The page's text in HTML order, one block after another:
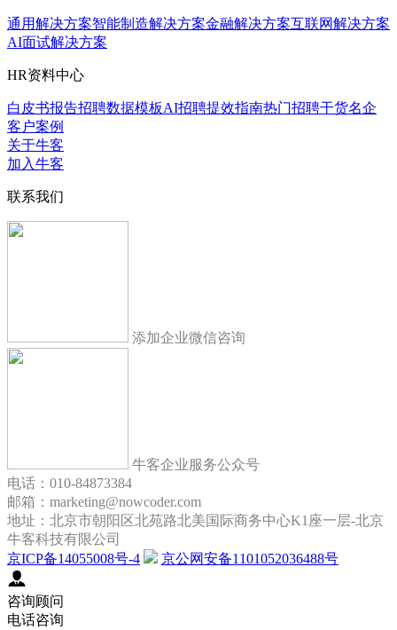
通用解决方案智能制造解决方案金融解决方案互联网解决方案
AI面试解决方案
HR资料中心
白皮书报告招聘数据模板AI招聘提效指南热门招聘干货名企
客户案例
关于牛客
加入牛客
联系我们
添加企业微信咨询
牛客企业服务公众号
电话：010-84873384
邮箱：marketing@nowcoder.com
地址：北京市朝阳区北苑路北美国际商务中心K1座一层-北京
牛客科技有限公司
京ICP备14055008号-4
京公网安备1101052036488号
咨询顾问
电话咨询